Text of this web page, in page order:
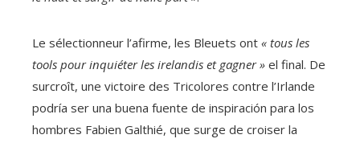
Le sélectionneur l’afirme, les Bleuets ont « tous les
tools pour inquiéter les irelandis et gagner » el final. De
surcroît, une victoire des Tricolores contre l’Irlande
podría ser una buena fuente de inspiración para los
hombres Fabien Galthié, que surge de croiser la